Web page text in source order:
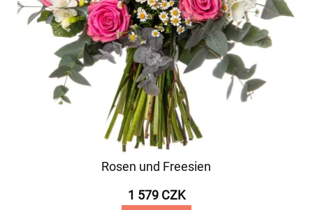
Rosen und Freesien
1 579 CZK